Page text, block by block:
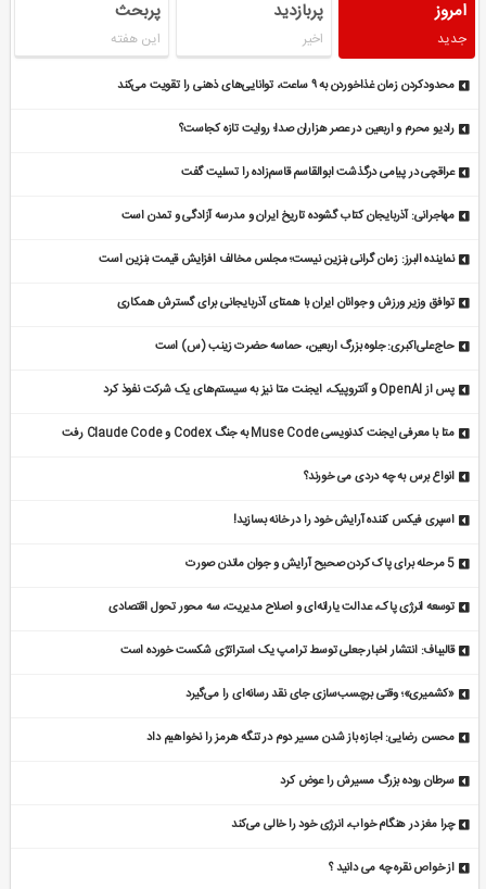
امروز
جدید
پربازدید
اخیر
پربحث
این هفته
محدودکردن زمان غذاخوردن به ۹ ساعت، توانایی‌های ذهنی را تقویت می‌کند
رادیو محرم و اربعین در عصر هزاران صدا؛ روایت تازه کجاست؟
عراقچی در پیامی درگذشت ابوالقاسم قاسم‌زاده را تسلیت گفت
مهاجرانی: آذربایجان کتاب گشوده تاریخ ایران و مدرسه آزادگی و تمدن است
نماینده البرز: زمان گرانی بنزین نیست؛ مجلس مخالف افزایش قیمت بنزین است
توافق وزیر ورزش و جوانان ایران با همتای آذربایجانی برای گسترش همکاری
حاج‌علی‌اکبری: جلوه بزرگ اربعین، حماسه حضرت زینب (س) است
پس از OpenAI و آنتروپیک، ایجنت متا نیز به سیستم‌های یک شرکت نفوذ کرد
متا با معرفی ایجنت کدنویسی Muse Code به جنگ Codex و Claude Code رفت
انواع برس به چه دردی می خورند؟
اسپری فیکس کننده آرایش خود را در خانه بسازید!
5 مرحله برای پاک کردن صحیح آرایش و جوان ماندن صورت
توسعه انرژی پاک، عدالت یارانه‌ای و اصلاح مدیریت، سه محور تحول اقتصادی
قالیباف: انتشار اخبار جعلی توسط ترامپ یک استراتژی شکست خورده است
«کشمیری»؛ وقتی برچسب‌سازی جای نقد رسانه‌ای را می‌گیرد
محسن رضایی: اجازه باز شدن مسیر دوم در تنگه هرمز را نخواهیم داد
سرطان روده بزرگ مسیرش را عوض کرد
چرا مغز در هنگام خواب، انرژی خود را خالی می‌کند
از خواص نقره چه می دانید ؟